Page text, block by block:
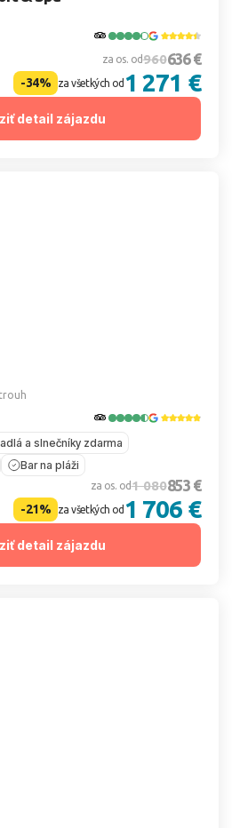
za os. od960636 €
-34% za všetkých od 1 271 €
detail zájazdu
a slnečníky zdarma
Bar na pláži
za os. od1 080853 €
-21% za všetkých od 1 706 €
detail zájazdu